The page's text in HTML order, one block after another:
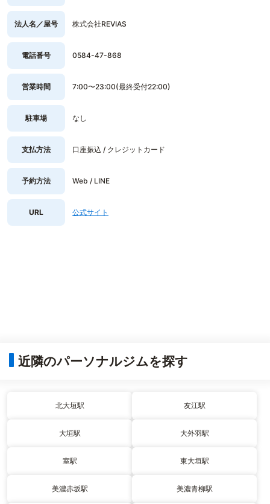
法人名／屋号 株式会社REVIAS
電話番号 0584-47-868
営業時間 7:00〜23:00(最終受付22:00)
駐車場 なし
支払方法 口座振込 / クレジットカード
予約方法 Web / LINE
URL 公式サイト
近隣のパーソナルジムを探す
北大垣駅 友江駅
大垣駅 大外羽駅
室駅 東大垣駅
美濃赤坂駅 美濃青柳駅